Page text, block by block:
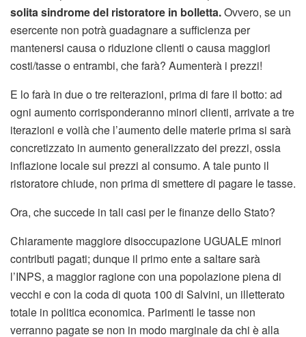
solita sindrome del ristoratore in bolletta.Ovvero, se un
esercente non potrà guadagnare a sufficienza per
mantenersi causa o riduzione clienti o causa maggiori
costi/tasse o entrambi, che farà? Aumenterà i prezzi!
E lo farà in due o tre reiterazioni, prima di fare il botto: ad
ogni aumento corrisponderanno minori clienti, arrivate a tre
iterazioni e voilà che l’aumento delle materie prima si sarà
concretizzato in aumento generalizzato dei prezzi, ossia
inflazione locale sui prezzi al consumo. A tale punto il
ristoratore chiude, non prima di smettere di pagare le tasse.
Ora, che succede in tali casi per le finanze dello Stato?
Chiaramente maggiore disoccupazione UGUALE minori
contributi pagati; dunque il primo ente a saltare sarà
l’INPS, a maggior ragione con una popolazione piena di
vecchi e con la coda di quota 100 di Salvini, un illetterato
totale in politica economica. Parimenti le tasse non
verranno pagate se non in modo marginale da chi è alla